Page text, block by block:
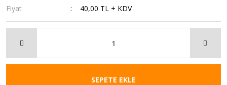
Fiyat
40,00 TL + KDV
SEPETE EKLE